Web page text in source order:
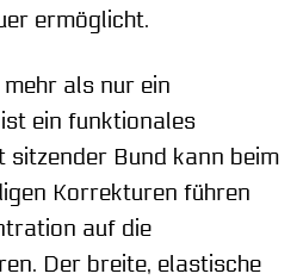
ermöglicht.
als nur ein
ein funktionales
sitzender Bund kann beim
Korrekturen führen
auf die
Der breite, elastische